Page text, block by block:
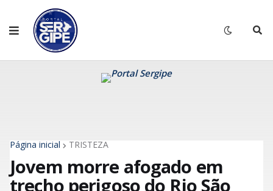
Página inicial TRISTEZA
Jovem morre afogado em
trecho perigoso do Rio São